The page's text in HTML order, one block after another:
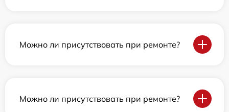
Можно ли присутствовать при ремонте?
Можно ли присутствовать при ремонте?